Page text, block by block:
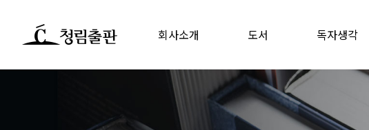
회사소개 도서 독자생각